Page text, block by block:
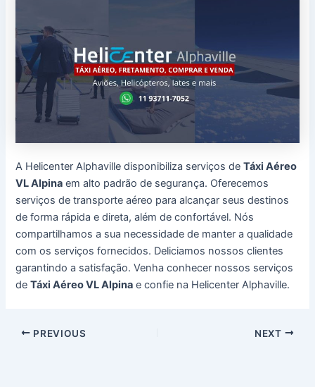
A Helicenter Alphaville disponibiliza serviços deTáxi Aéreo
VL Alpina em alto padrão de segurança. Oferecemos
serviços de transporte aéreo para alcançar seus destinos
de forma rápida e direta, além de confortável. Nós
compartilhamos a sua necessidade de manter a qualidade
com os serviços fornecidos. Deliciamos nossos clientes
garantindo a satisfação. Venha conhecer nossos serviços
deTáxi Aéreo VL Alpina e confie na Helicenter Alphaville.
Post
PREVIOUS NEXT